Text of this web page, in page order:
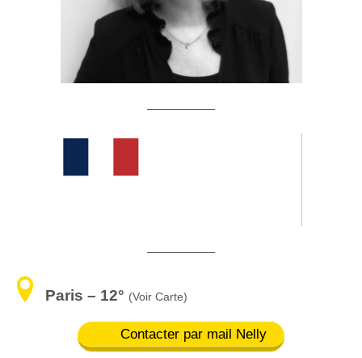
——————
——————
Paris – 12° (Voir Carte)
Contacter par mail Nelly